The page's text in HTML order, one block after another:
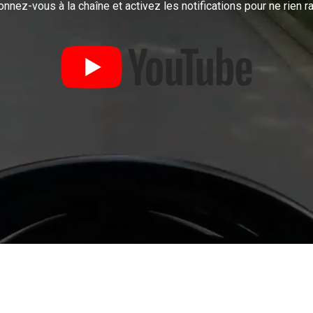
vous à la chaîne et activez les notifications pour ne rien